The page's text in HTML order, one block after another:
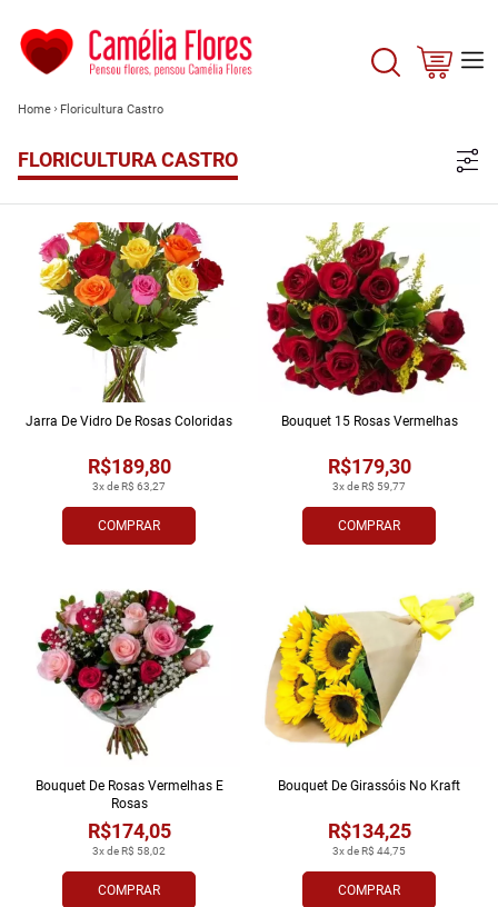
Home Floricultura Castro
FLORICULTURA CASTRO
COMPRAR
3x de R$ 63,27
R$189,80
Jarra De Vidro De Rosas Coloridas
COMPRAR
3x de R$ 59,77
R$179,30
Bouquet 15 Rosas Vermelhas
COMPRAR
3x de R$ 58,02
R$174,05
Bouquet De Rosas Vermelhas E
Rosas
COMPRAR
3x de R$ 44,75
R$134,25
Bouquet De Girassóis No Kraft